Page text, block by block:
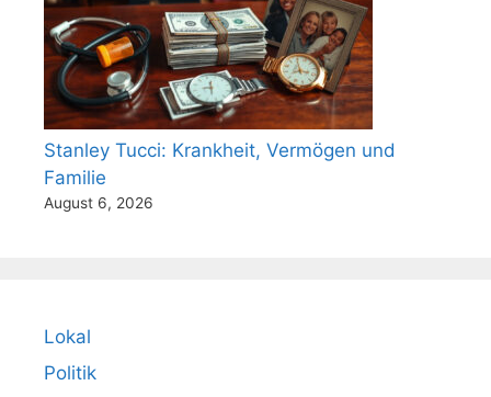
Stanley Tucci: Krankheit, Vermögen und
Familie
August 6, 2026
Lokal
Politik